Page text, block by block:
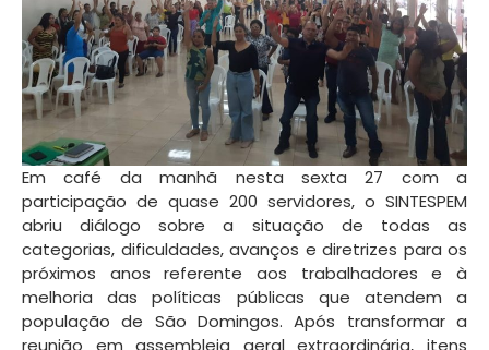
Em café da manhã nesta sexta 27 com a
participação de quase 200 servidores, o SINTESPEM
abriu diálogo sobre a situação de todas as
categorias, dificuldades, avanços e diretrizes para os
próximos anos referente aos trabalhadores e à
melhoria das políticas públicas que atendem a
população de São Domingos. Após transformar a